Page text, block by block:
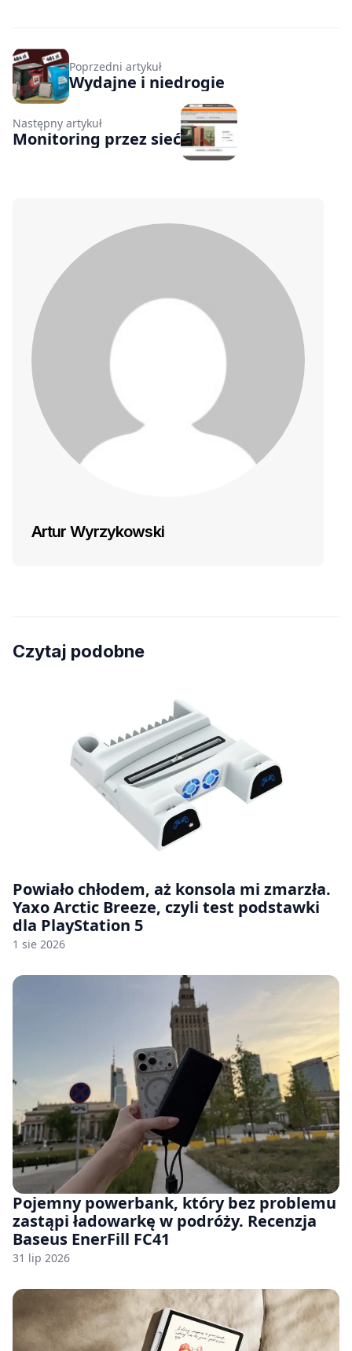
Poprzedni artykuł
Wydajne i niedrogie
Następny artykuł
Monitoring przez sieć
Artur Wyrzykowski
Czytaj podobne
Powiało chłodem, aż konsola mi zmarzła.
Yaxo Arctic Breeze, czyli test podstawki
dla PlayStation 5
1 sie 2026
Pojemny powerbank, który bez problemu
zastąpi ładowarkę w podróży. Recenzja
Baseus EnerFill FC41
31 lip 2026